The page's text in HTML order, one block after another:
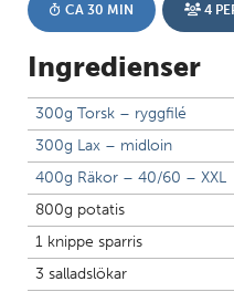
CA 30 MIN 4
Ingredienser
300g Torsk – ryggfilé
DU SPARAR upp till 159 kr
300g Lax – midloin
DU SPARAR 138 kr
400g Räkor – 40/60 – XXL
DU SPARAR upp till 147 kr
800g potatis
1 knippe sparris
3 salladslökar